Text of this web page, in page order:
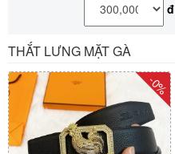
đ
THẮT LƯNG MẶT GÀ
-0%